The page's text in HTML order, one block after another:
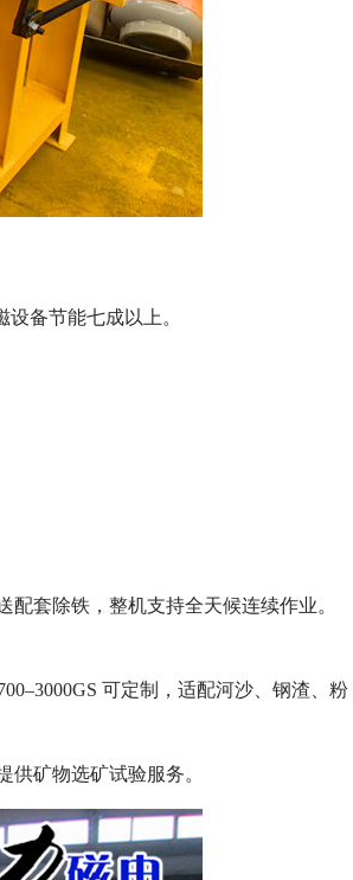
备节能七成以上。
套除铁，整机支持全天候连续作业。
可定制，适配河沙、钢渣、粉
矿物选矿试验服务。